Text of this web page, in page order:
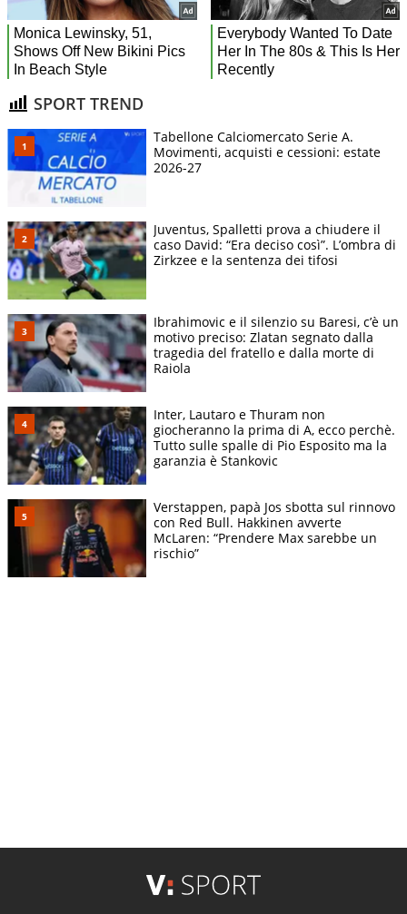
SPORT TREND
Tabellone Calciomercato Serie A.
Movimenti, acquisti e cessioni: estate
2026-27
Juventus, Spalletti prova a chiudere il
caso David: “Era deciso così”. L’ombra di
Zirkzee e la sentenza dei tifosi
Ibrahimovic e il silenzio su Baresi, c’è un
motivo preciso: Zlatan segnato dalla
tragedia del fratello e dalla morte di
Raiola
Inter, Lautaro e Thuram non
giocheranno la prima di A, ecco perchè.
Tutto sulle spalle di Pio Esposito ma la
garanzia è Stankovic
Verstappen, papà Jos sbotta sul rinnovo
con Red Bull. Hakkinen avverte
McLaren: “Prendere Max sarebbe un
rischio”